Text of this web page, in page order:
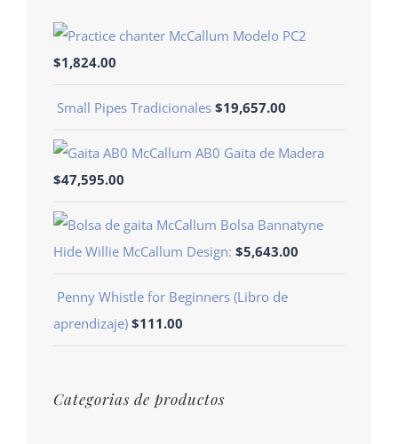
Modelo PC2
$1,824.00
Small Pipes Tradicionales $19,657.00
McCallum AB0 Gaita de Madera
$47,595.00
Bolsa Bannatyne
Hide Willie McCallum Design: $5,643.00
Penny Whistle for Beginners (Libro de
aprendizaje) $111.00
Categorias de productos